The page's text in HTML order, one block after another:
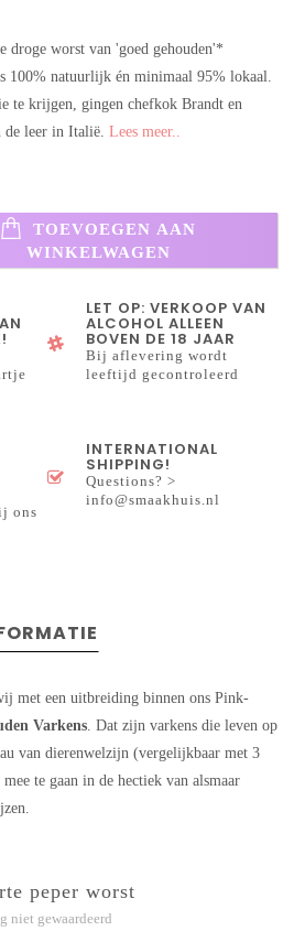
droge worst van 'goed gehouden'*
100% natuurlijk én minimaal 95% lokaal.
te krijgen, gingen chefkok Brandt en
de leer in Italië. Lees meer..
TOEVOEGEN AAN
WINKELWAGEN
LET OP: VERKOOP VAN
ALCOHOL ALLEEN
BOVEN DE 18 JAAR
Bij aflevering wordt
leeftijd gecontroleerd
ons
INTERNATIONAL
SHIPPING!
Questions? >
info@smaakhuis.nl
met een uitbreiding binnen ons Pink-
Varkens. Dat zijn varkens die leven op
van dierenwelzijn (vergelijkbaar met 3
te gaan in de hectiek van alsmaar
peper worst
niet gewaardeerd